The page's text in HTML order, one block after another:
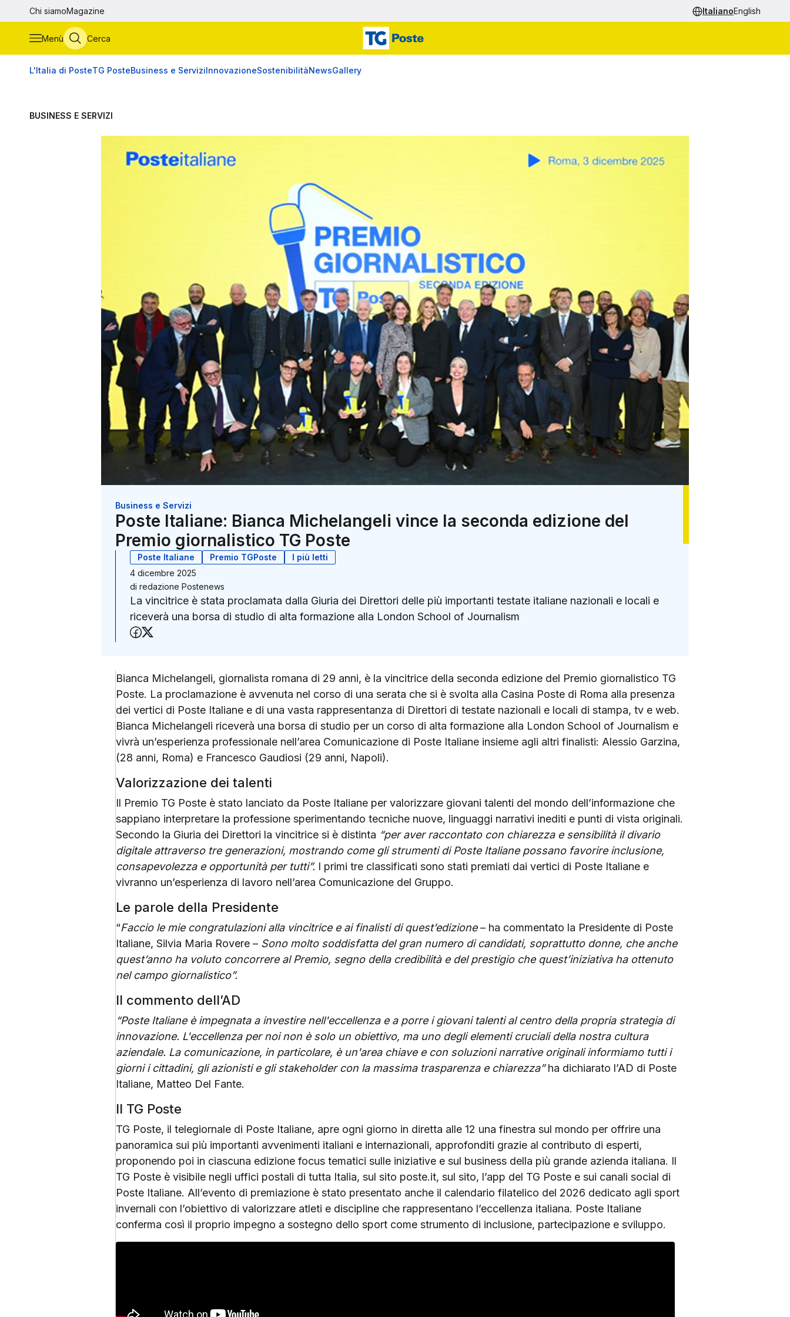
Vai al contenuto principale
Chi siamoMagazine ItalianoEnglish
Menù Cerca
L'Italia di PosteTG PosteBusiness e ServiziInnovazioneSostenibilitàNewsGallery
BUSINESS E SERVIZI
Business e Servizi
Poste Italiane: Bianca Michelangeli vince la seconda edizione del
Premio giornalistico TG Poste
Poste Italiane Premio TGPoste
I più letti
4 dicembre 2025
di redazione Postenews
La vincitrice è stata proclamata dalla Giuria dei Direttori delle più importanti testate italiane nazionali e locali e
riceverà una borsa di studio di alta formazione alla London School of Journalism
Condividi su Facebook
Bianca Michelangeli, giornalista romana di 29 anni, è la vincitrice della seconda edizione del Premio giornalistico TG
Poste. La proclamazione è avvenuta nel corso di una serata che si è svolta alla Casina Poste di Roma alla presenza
dei vertici di Poste Italiane e di una vasta rappresentanza di Direttori di testate nazionali e locali di stampa, tv e web.
Bianca Michelangeli riceverà una borsa di studio per un corso di alta formazione alla London School of Journalism e
vivrà un’esperienza professionale nell’area Comunicazione di Poste Italiane insieme agli altri finalisti: Alessio Garzina,
(28 anni, Roma) e Francesco Gaudiosi (29 anni, Napoli).
Valorizzazione dei talenti
Il Premio TG Poste è stato lanciato da Poste Italiane per valorizzare giovani talenti del mondo dell’informazione che
sappiano interpretare la professione sperimentando tecniche nuove, linguaggi narrativi inediti e punti di vista originali.
Secondo la Giuria dei Direttori la vincitrice si è distinta “per aver raccontato con chiarezza e sensibilità il divario
digitale attraverso tre generazioni, mostrando come gli strumenti di Poste Italiane possano favorire inclusione,
consapevolezza e opportunità per tutti”. I primi tre classificati sono stati premiati dai vertici di Poste Italiane e
vivranno un’esperienza di lavoro nell’area Comunicazione del Gruppo.
Le parole della Presidente
“Faccio le mie congratulazioni alla vincitrice e ai finalisti di quest’edizione– ha commentato la Presidente di Poste
Italiane, Silvia Maria Rovere – Sono molto soddisfatta del gran numero di candidati, soprattutto donne, che anche
quest’anno ha voluto concorrere al Premio, segno della credibilità e del prestigio che quest’iniziativa ha ottenuto
nel campo giornalistico”.
Il commento dell’AD
“Poste Italiane è impegnata a investire nell'eccellenza e a porre i giovani talenti al centro della propria strategia di
innovazione. L'eccellenza per noi non è solo un obiettivo, ma uno degli elementi cruciali della nostra cultura
aziendale. La comunicazione, in particolare, è un'area chiave e con soluzioni narrative originali informiamo tutti i
giorni i cittadini, gli azionisti e gli stakeholder con la massima trasparenza e chiarezza”ha dichiarato l’AD di Poste
Italiane, Matteo Del Fante.
Il TG Poste
TG Poste, il telegiornale di Poste Italiane, apre ogni giorno in diretta alle 12 una finestra sul mondo per offrire una
panoramica sui più importanti avvenimenti italiani e internazionali, approfonditi grazie al contributo di esperti,
proponendo poi in ciascuna edizione focus tematici sulle iniziative e sul business della più grande azienda italiana. Il
TG Poste è visibile negli uffici postali di tutta Italia, sul sito poste.it, sul sito, l’app del TG Poste e sui canali social di
Poste Italiane. All’evento di premiazione è stato presentato anche il calendario filatelico del 2026 dedicato agli sport
invernali con l’obiettivo di valorizzare atleti e discipline che rappresentano l’eccellenza italiana. Poste Italiane
conferma così il proprio impegno a sostegno dello sport come strumento di inclusione, partecipazione e sviluppo.